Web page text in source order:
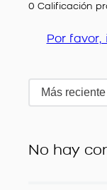
0 Calificación
Por
Más reciente
No hay